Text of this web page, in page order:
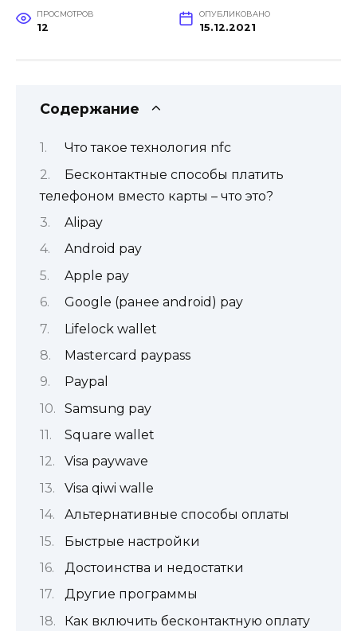
ПРОСМОТРОВ
12
ОПУБЛИКОВАНО
15.12.2021
Содержание
Что такое технология nfc
Бесконтактные способы платить
телефоном вместо карты – что это?
Alipay
Android pay
Apple pay
Google (ранее android) pay
Lifelock wallet
Mastercard paypass
Paypal
Samsung pay
Square wallet
Visa paywave
Visa qiwi walle
Альтернативные способы оплаты
Быстрые настройки
Достоинства и недостатки
Другие программы
Как включить бесконтактную оплату